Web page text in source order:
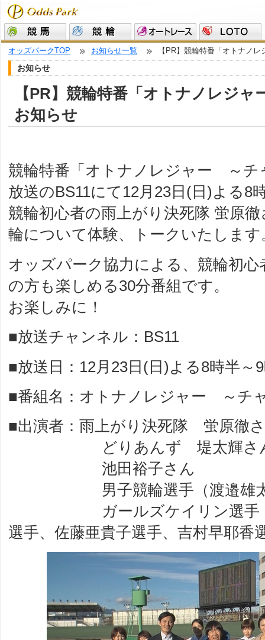
オッズパークTOP お知らせ一覧 【PR】競輪特番「オトナノ
お知らせ
【PR】競輪特番「オトナノレジ
お知らせ
競輪特番「オトナノレジャー ～チ
放送のBS11にて12月23日(日)よる8
競輪初心者の雨上がり決死隊 蛍原
輪について体験、トークいたします
オッズパーク協力による、競輪初
の方も楽しめる30分番組です。
お楽しみに！
■放送チャンネル：BS11
■放送日：12月23日(日)よる8時半～
■番組名：オトナノレジャー ～チ
■出演者：雨上がり決死隊 蛍原徹
どりあんず 堤太輝さ
池田裕子さん
男子競輪選手（渡邉雄太選
ガールズケイリン選手（長
選手、佐藤亜貴子選手、吉村早耶香